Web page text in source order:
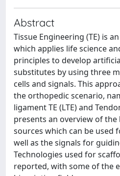
Abstract
Tissue Engineering (TE) is
which applies life science
principles to develop
substitutes by using three
cells and signals. This
the orthopedic scenario,
ligament TE (LTE) and
presents an overview of
sources which can be used
well as the signals for
Technologies used for
reported, with some of the